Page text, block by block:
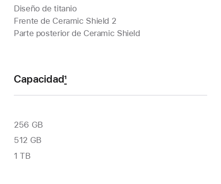
Diseño de titanio
Frente de Ceramic Shield 2
Parte posterior de Ceramic Shield
Capacidad1
256 GB
512 GB
1 TB